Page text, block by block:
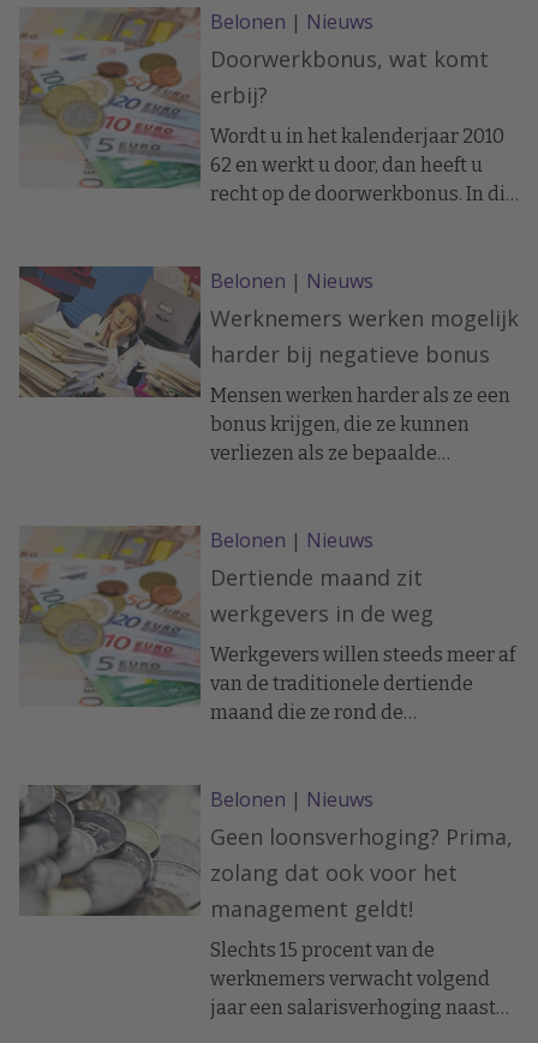
regeling biedt mkb’ers in de
provincies Drenthe, Friesland en
hun personeelsbeleid te
professionaliseren. De regeling is
het vervolg op Human Resource
Management Plus 2009
Belonen | Nieuws
Doorwerkbonus, wat komt
erbij?
Wordt u in het kalenderjaar 2010
62 en werkt u door, dan heeft u
recht op de doorwerkbonus. In dit
Belonen | Nieuws
Werknemers werken mogelijk
harder bij negatieve bonus
Mensen werken harder als ze een
bonus krijgen, die ze kunnen
verliezen als ze bepaalde
werknemers van een Chinese
elektronicafabriek, die
onderzoek, aldus Z24.nl.
Belonen | Nieuws
Dertiende maand zit
werkgevers in de weg
Werkgevers willen steeds meer af
van de traditionele dertiende
maand die ze rond de
problemen geven voor bedrijven
als de resultaten tegenvallen. Dit
Belonen | Nieuws
Geen loonsverhoging? Prima,
zolang dat ook voor het
management geldt!
Slechts 15 procent van de
werknemers verwacht volgend
jaar een salarisverhoging naast